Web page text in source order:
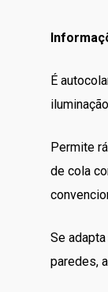
É
Permite
de cola
Se
paredes,